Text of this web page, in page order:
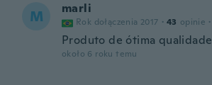
M marli
Rok dołączenia 2017 · 43 opinie ·
Produto de ótima qualidade
około 6 roku temu